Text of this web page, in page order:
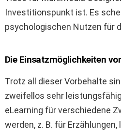
Investitionspunkt ist. Es
psychologischen Nutzen für
Die Einsatzmöglichkeiten
Trotz all dieser Vorbehalte
zweifellos sehr
eLearning für verschiedene
werden, z. B. für